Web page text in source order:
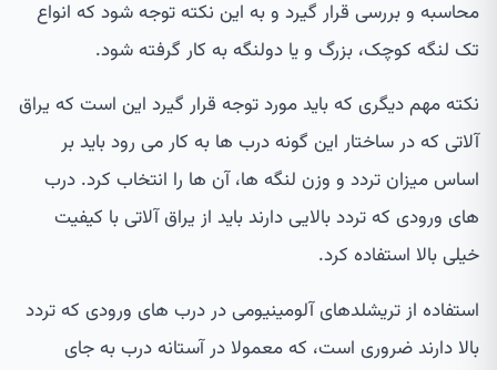
محاسبه و بررسی قرار گیرد و به این نکته توجه شود که انواع
تک لنگه کوچک، بزرگ و یا دولنگه به کار گرفته شود.
نکته مهم دیگری که باید مورد توجه قرار گیرد این است که یراق
آلاتی که در ساختار این گونه درب ها به کار می رود باید بر
اساس میزان تردد و وزن لنگه ها، آن ها را انتخاب کرد. درب
های ورودی که تردد بالایی دارند باید از یراق آلاتی با کیفیت
خیلی بالا استفاده کرد.
استفاده از تریشلدهای آلومینیومی در درب های ورودی که تردد
بالا دارند ضروری است، که معمولا در آستانه درب به جای